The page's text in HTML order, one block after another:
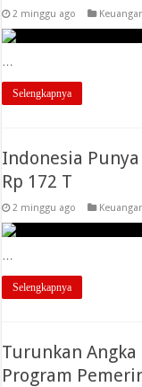
2 minggu ago
Selengkapnya
Indonesia
Rp 172 T
2 minggu ago
Selengkapnya
Turunkan
Program